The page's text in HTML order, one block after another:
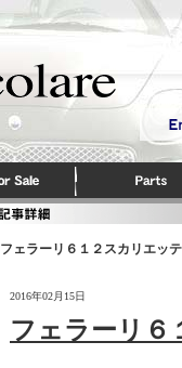
フェラーリ６１２スカリエッ
2016年02月15日
フェラーリ６